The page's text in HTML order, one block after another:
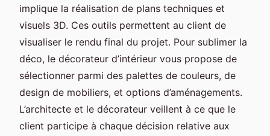
implique la réalisation de plans techniques et
visuels 3D. Ces outils permettent au client de
visualiser le rendu final du projet. Pour sublimer la
déco, le décorateur d’intérieur vous propose de
sélectionner parmi des palettes de couleurs, de
design de mobiliers, et options d’aménagements.
L’architecte et le décorateur veillent à ce que le
client participe à chaque décision relative aux